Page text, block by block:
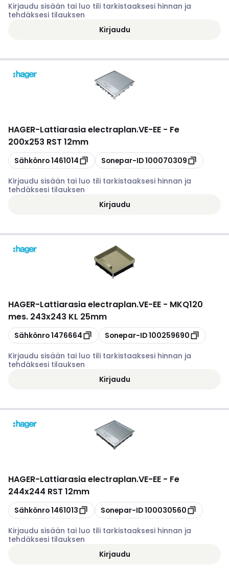
Kirjaudu sisään tai luo tili tarkistaaksesi hinnan ja
tehdäksesi tilauksen
Kirjaudu
HAGER-Lattiarasia electraplan.VE-EE - Fe
200x253 RST 12mm
Kopioi
Sähkönro1461014 Kopioi
Sonepar-ID100070309
Kirjaudu sisään tai luo tili tarkistaaksesi hinnan ja
tehdäksesi tilauksen
Kirjaudu
HAGER-Lattiarasia electraplan.VE-EE - MKQ120
mes. 243x243 KL 25mm
Kopioi
Sähkönro1476664 Kopioi
Sonepar-ID100259690
Kirjaudu sisään tai luo tili tarkistaaksesi hinnan ja
tehdäksesi tilauksen
Kirjaudu
HAGER-Lattiarasia electraplan.VE-EE - Fe
244x244 RST 12mm
Kopioi
Sähkönro1461013 Kopioi
Sonepar-ID100030560
Kirjaudu sisään tai luo tili tarkistaaksesi hinnan ja
tehdäksesi tilauksen
Kirjaudu